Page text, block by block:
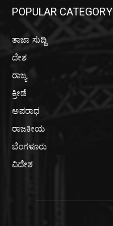
POPULAR CATEGORY
ತಾಜಾ ಸುದ್ದಿ
ದೇಶ
ರಾಜ್ಯ
ಕ್ರೀಡೆ
ಅಪರಾಧ
ರಾಜಕೀಯ
ಬೆಂಗಳೂರು
ವಿದೇಶ